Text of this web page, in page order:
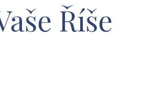
Říše